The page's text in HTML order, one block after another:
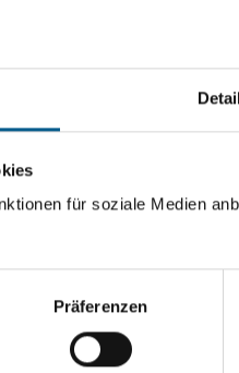
für soziale Medien
Präferenzen
und
Aktive Filter:
Themen: Kinder,